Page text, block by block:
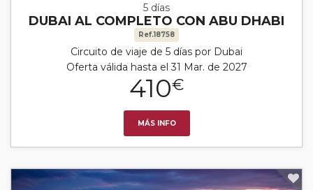
5 días
DUBAI AL COMPLETO CON ABU DHABI
Ref.18758
Circuito de viaje de 5 días por Dubai
Oferta válida hasta el 31 Mar. de 2027
410€
MÁS INFO